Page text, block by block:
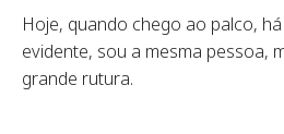
Hoje, quando chego ao palco,
evidente, sou a mesma pessoa,
grande rutura.